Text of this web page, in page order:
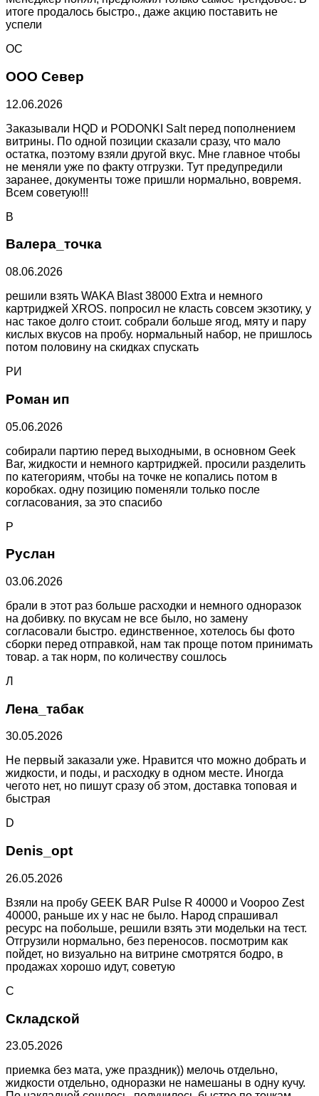
итоге продалось быстро., даже акцию поставить не
успели
ОС
ООО Север
12.06.2026
Заказывали HQD и PODONKI Salt перед пополнением
витрины. По одной позиции сказали сразу, что мало
остатка, поэтому взяли другой вкус. Мне главное чтобы
не меняли уже по факту отгрузки. Тут предупредили
заранее, документы тоже пришли нормально, вовремя.
Всем советую!!!
В
Валера_точка
08.06.2026
решили взять WAKA Blast 38000 Extra и немного
картриджей XROS. попросил не класть совсем экзотику, у
нас такое долго стоит. собрали больше ягод, мяту и пару
кислых вкусов на пробу. нормальный набор, не пришлось
потом половину на скидках спускать
РИ
Роман ип
05.06.2026
собирали партию перед выходными, в основном Geek
Bar, жидкости и немного картриджей. просили разделить
по категориям, чтобы на точке не копались потом в
коробках. одну позицию поменяли только после
согласования, за это спасибо
Р
Руслан
03.06.2026
брали в этот раз больше расходки и немного одноразок
на добивку. по вкусам не все было, но замену
согласовали быстро. единственное, хотелось бы фото
сборки перед отправкой, нам так проще потом принимать
товар. а так норм, по количеству сошлось
Л
Лена_табак
30.05.2026
Не первый заказали уже. Нравится что можно добрать и
жидкости, и поды, и расходку в одном месте. Иногда
чегото нет, но пишут сразу об этом, доставка топовая и
быстрая
D
Denis_opt
26.05.2026
Взяли на пробу GEEK BAR Pulse R 40000 и Voopoo Zest
40000, раньше их у нас не было. Народ спрашивал
ресурс на побольше, решили взять эти модельки на тест.
Отгрузили нормально, без переносов. посмотрим как
пойдет, но визуально на витрине смотрятся бодро, в
продажах хорошо идут, советую
С
Складской
23.05.2026
приемка без мата, уже праздник)) мелочь отдельно,
жидкости отдельно, одноразки не намешаны в одну кучу.